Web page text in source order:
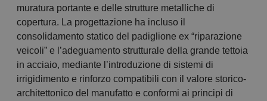
muratura portante e delle strutture metalliche di
copertura. La progettazione ha incluso il
consolidamento statico del padiglione ex “riparazione
veicoli” e l’adeguamento strutturale della grande tettoia
in acciaio, mediante l’introduzione di sistemi di
irrigidimento e rinforzo compatibili con il valore storico-
architettonico del manufatto e conformi ai principi di